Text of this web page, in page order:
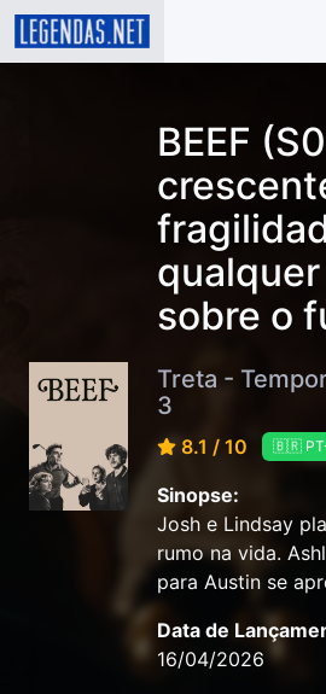
BEEF
sobre o
Treta -
3
8.1 / 10 🇧🇷
Sinopse:
Josh e Lindsay
rumo na vida.
para Austin se
Data de
16/04/2026